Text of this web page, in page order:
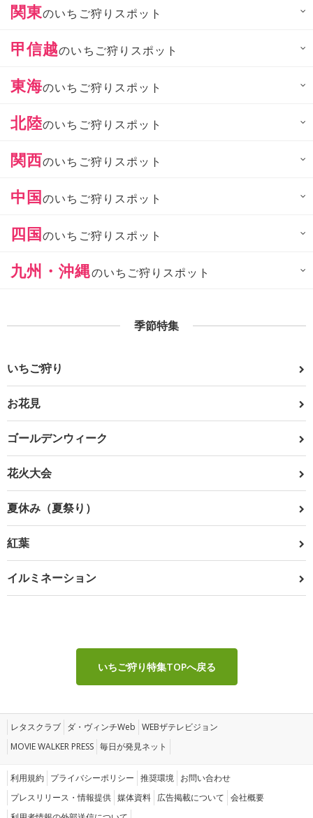
関東のいちご狩りスポット
甲信越のいちご狩りスポット
東海のいちご狩りスポット
北陸のいちご狩りスポット
関西のいちご狩りスポット
中国のいちご狩りスポット
四国のいちご狩りスポット
九州・沖縄のいちご狩りスポット
季節特集
いちご狩り
お花見
ゴールデンウィーク
花火大会
夏休み（夏祭り）
紅葉
イルミネーション
いちご狩り特集TOPへ戻る
レタスクラブ ダ・ヴィンチWeb WEBザテレビジョン
MOVIE WALKER PRESS 毎日が発見ネット
利用規約 プライバシーポリシー 推奨環境 お問い合わせ
プレスリリース・情報提供 媒体資料 広告掲載について 会社概要